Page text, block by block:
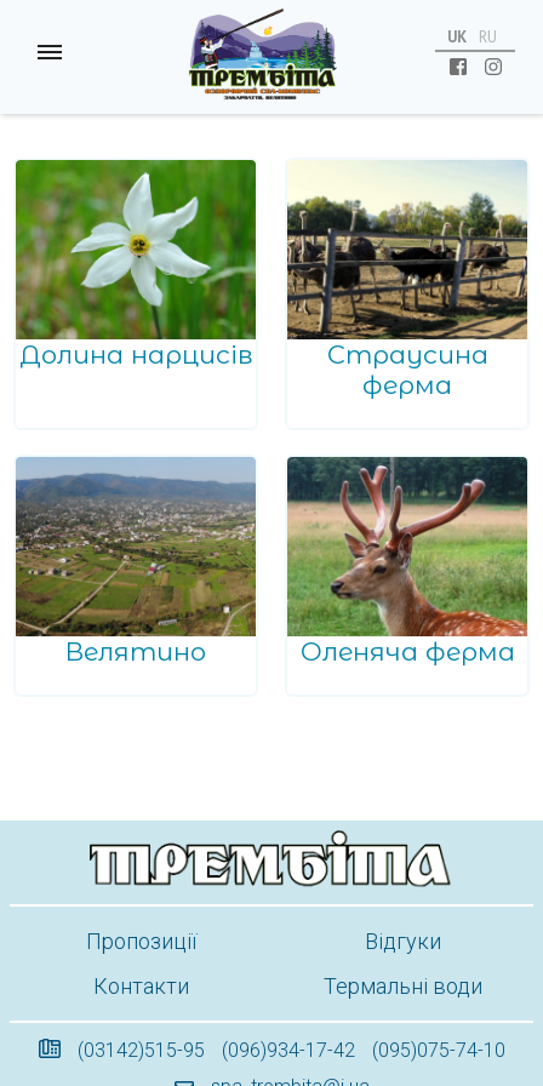
UK RU
Долина нарцисів
Страусина
ферма
Велятино Оленяча ферма
Пропозиції
Відгуки
Контакти
Термальні води
(03142)515-95 (096)934-17-42
(095)075-74-10